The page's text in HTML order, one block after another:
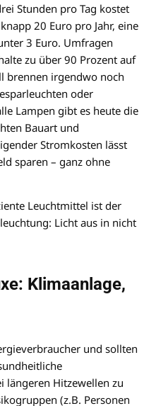
Stunden pro Tag kostet
20 Euro pro Jahr, eine
3 Euro. Umfragen
zu über 90 Prozent auf
brennen irgendwo noch
oder
Lampen gibt es heute die
Bauart und
Stromkosten lässt
sparen – ganz ohne
Leuchtmittel ist der
Licht aus in nicht
Klimaanlage,
und sollten
längeren Hitzewellen zu
(z.B. Personen